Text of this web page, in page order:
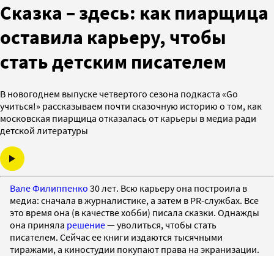
Сказка – здесь: как пиарщица
оставила карьеру, чтобы
стать детским писателем
В новогоднем выпуске четвертого сезона подкаста «Go
учиться!» рассказываем почти сказочную историю о том, как
московская пиарщица отказалась от карьеры в медиа ради
детской литературы
Вале Филиппенко 30 лет. Всю карьеру она построила в
медиа: сначала в журналистике, а затем в PR-службах. Все
это время она (в качестве хобби) писала сказки. Однажды
она приняла решение— уволиться, чтобы стать
писателем. Сейчас ее книги издаются тысячными
тиражами, а киностудии покупают права на экранизации.